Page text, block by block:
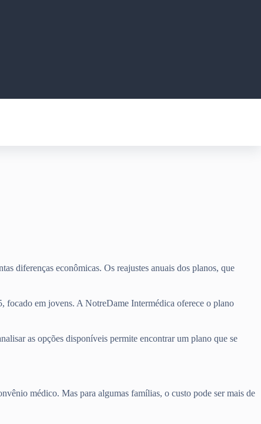
diferenças econômicas. Os reajustes anuais dos planos, que
focado em jovens. A NotreDame Intermédica oferece o plano
as opções disponíveis permite encontrar um plano que se
médico. Mas para algumas famílias, o custo pode ser mais de